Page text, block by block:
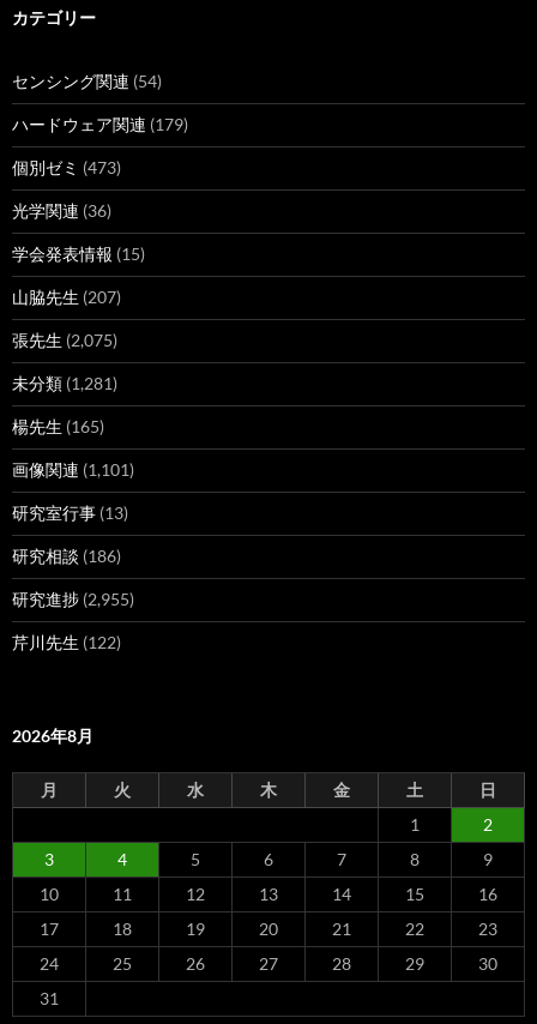
ブ
カテゴリー
センシング関連 (54)
ハードウェア関連 (179)
個別ゼミ (473)
光学関連 (36)
学会発表情報 (15)
山脇先生 (207)
張先生 (2,075)
未分類 (1,281)
楊先生 (165)
画像関連 (1,101)
研究室行事 (13)
研究相談 (186)
研究進捗 (2,955)
芹川先生 (122)
2026年8月
月 火 水 木 金 土
日
1
2
3
4 5 6 7 8
9
10
11 12 13 14 15
16
17
18 19 20 21 22
23
24
25 26 27 28 29
30
31